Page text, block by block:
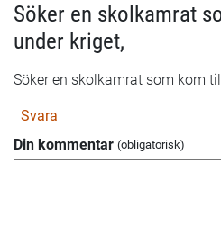
Söker en skolkamrat
under kriget,
Söker en skolkamrat som kom
Svara
Din kommentar